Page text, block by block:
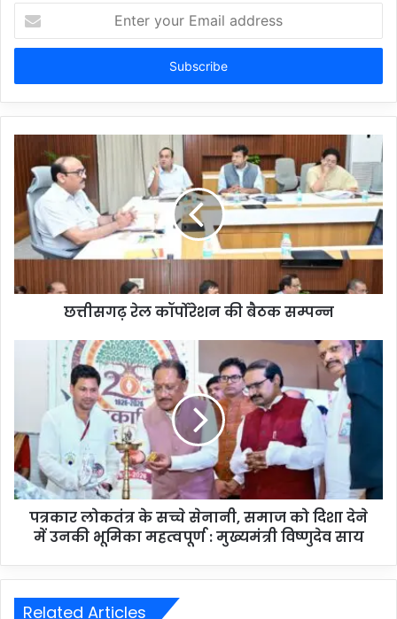
your
Email
छत्तीसगढ़ रेल कॉर्पोरेशन की बैठक सम्पन्न
पत्रकार लोकतंत्र के सच्चे सेनानी, समाज को दिशा देने
में उनकी भूमिका महत्वपूर्ण : मुख्यमंत्री विष्णुदेव साय
Related Articles